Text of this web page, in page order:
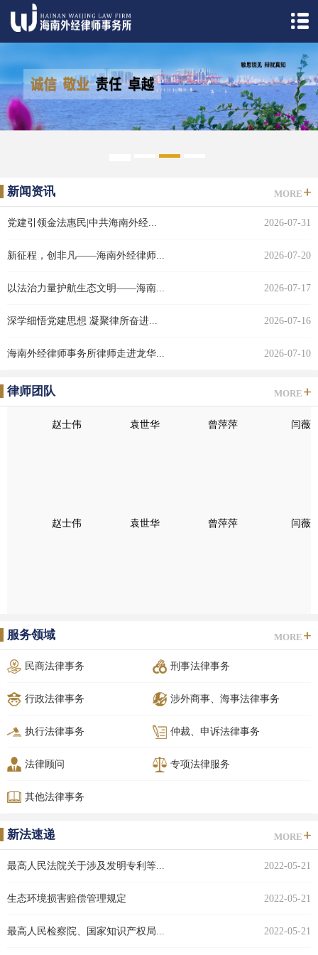
3
新闻资讯 MORE
党建引领金法惠民|中共海南外经... 2026-07-31
新征程，创非凡——海南外经律师... 2026-07-20
以法治力量护航生态文明——海南... 2026-07-17
深学细悟党建思想 凝聚律所奋进... 2026-07-16
海南外经律师事务所律师走进龙华... 2026-07-10
律师团队 MORE
赵士伟 袁世华 曾萍萍 闫薇
赵士伟 袁世华 曾萍萍 闫薇
服务领域 MORE
民商法律事务 刑事法律事务
行政法律事务 涉外商事、海事法律事务
执行法律事务 仲裁、申诉法律事务
法律顾问 专项法律服务
其他法律事务
新法速递 MORE
最高人民法院关于涉及发明专利等... 2022-05-21
生态环境损害赔偿管理规定 2022-05-21
最高人民检察院、国家知识产权局... 2022-05-21